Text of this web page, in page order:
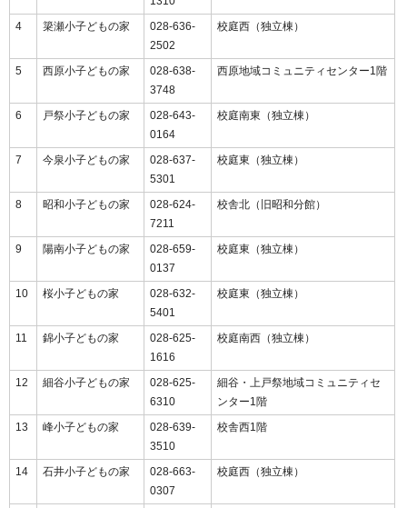
4 簗瀬小子どもの家
028-636-
2502
校庭西（独立棟）
5 西原小子どもの家
028-638-
3748
西原地域コミュニティセンター1階
6 戸祭小子どもの家
028-643-
0164
校庭南東（独立棟）
7 今泉小子どもの家
028-637-
5301
校庭東（独立棟）
8 昭和小子どもの家
028-624-
7211
校舎北（旧昭和分館）
9 陽南小子どもの家
028-659-
0137
校庭東（独立棟）
10 桜小子どもの家
028-632-
5401
校庭東（独立棟）
11 錦小子どもの家
028-625-
1616
校庭南西（独立棟）
12 細谷小子どもの家
028-625-
6310
細谷・上戸祭地域コミュニティセ
ンター1階
13
峰小子どもの家
028-639-
3510
校舎西1階
14 石井小子どもの家
028-663-
0307
校庭西（独立棟）